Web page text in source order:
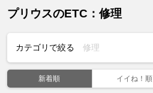
プリウスのETC：修理
カテゴリで絞る 修理
新着順 イイね！順